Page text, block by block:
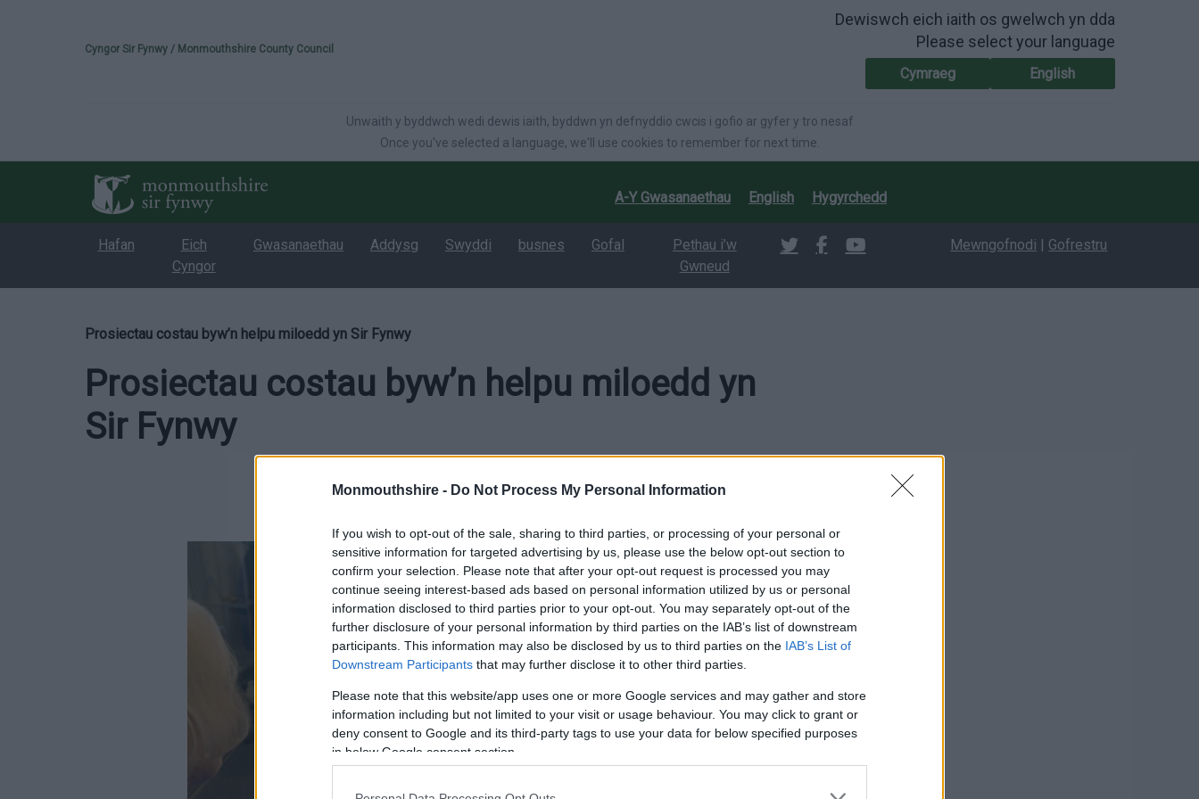
Monmouthshire - Do Not Process My Personal Information
If you wish to opt-out of the sale, sharing to third parties, or processing of your personal or
sensitive information for targeted advertising by us, please use the below opt-out section to
confirm your selection. Please note that after your opt-out request is processed you may
continue seeing interest-based ads based on personal information utilized by us or personal
information disclosed to third parties prior to your opt-out. You may separately opt-out of the
further disclosure of your personal information by third parties on the IAB’s list of downstream
participants. This information may also be disclosed by us to third parties on the IAB’s List of
Downstream Participants that may further disclose it to other third parties.
Please note that this website/app uses one or more Google services and may gather and store
information including but not limited to your visit or usage behaviour. You may click to grant or
deny consent to Google and its third-party tags to use your data for below specified purposes
in below Google consent section.
Please select your language
Cyngor Sir Fynwy / Monmouthshire County Council
Dewiswch eich iaith os gwelwch yn dda
Please select your language
Cymraeg English
Unwaith y byddwch wedi dewis iaith, byddwn yn defnyddio cwcis i gofio ar gyfer y tro nesaf
Once you've selected a language, we'll use cookies to remember for next time.
A-Y Gwasanaethau English Hygyrchedd
Hafan
Eich
Cyngor
Gwasanaethau Addysg Swyddi busnes Gofal
Pethau i’w
Gwneud
Mewngofnodi | Gofrestru
Prosiectau costau byw’n helpu miloedd yn Sir Fynwy
Prosiectau costau byw’n helpu miloedd yn
Sir Fynwy